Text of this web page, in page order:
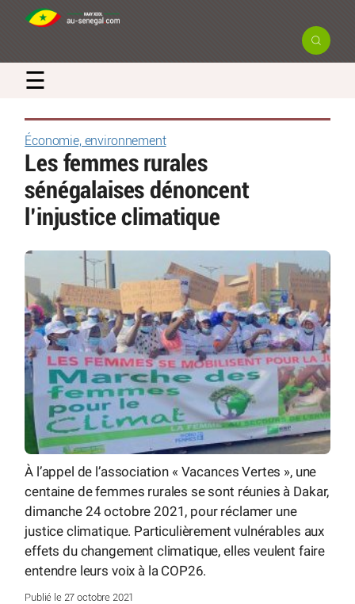
☰
Économie, environnement
Les femmes rurales
sénégalaises dénoncent
l’injustice climatique
À l’appel de l’association « Vacances Vertes », une
centaine de femmes rurales se sont réunies à Dakar,
dimanche 24 octobre 2021, pour réclamer une
justice climatique. Particulièrement vulnérables aux
effets du changement climatique, elles veulent faire
entendre leurs voix à la COP26.
Publié le 27 octobre 2021